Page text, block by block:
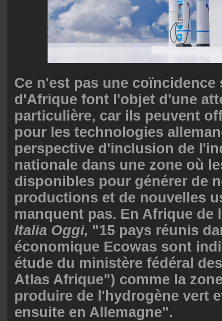
Ce n'est pas une coïncidence
d'Afrique font l'objet d'une
particulière, car ils peuvent
pour les technologies
perspective d'inclusion de
nationale dans une zone où
disponibles pour générer de
productions et de nouvelles
manquent pas. En Afrique de
Italia Oggi, "15 pays réunis
économique Ecowas sont
étude du ministère fédéral
Atlas Afrique") comme la
produire de l'hydrogène vert
ensuite en Allemagne".